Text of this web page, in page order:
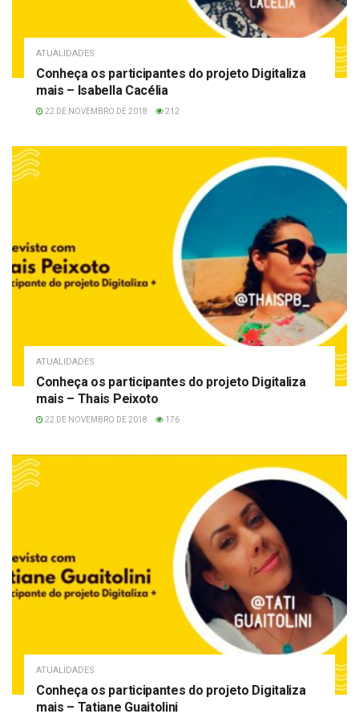
ATUALIDADES
Conheça os participantes do projeto Digitaliza
mais – Isabella Cacélia
22 DE NOVEMBRO DE 2018 212
ATUALIDADES
Conheça os participantes do projeto Digitaliza
mais – Thais Peixoto
22 DE NOVEMBRO DE 2018 176
ATUALIDADES
Conheça os participantes do projeto Digitaliza
mais – Tatiane Guaitolini